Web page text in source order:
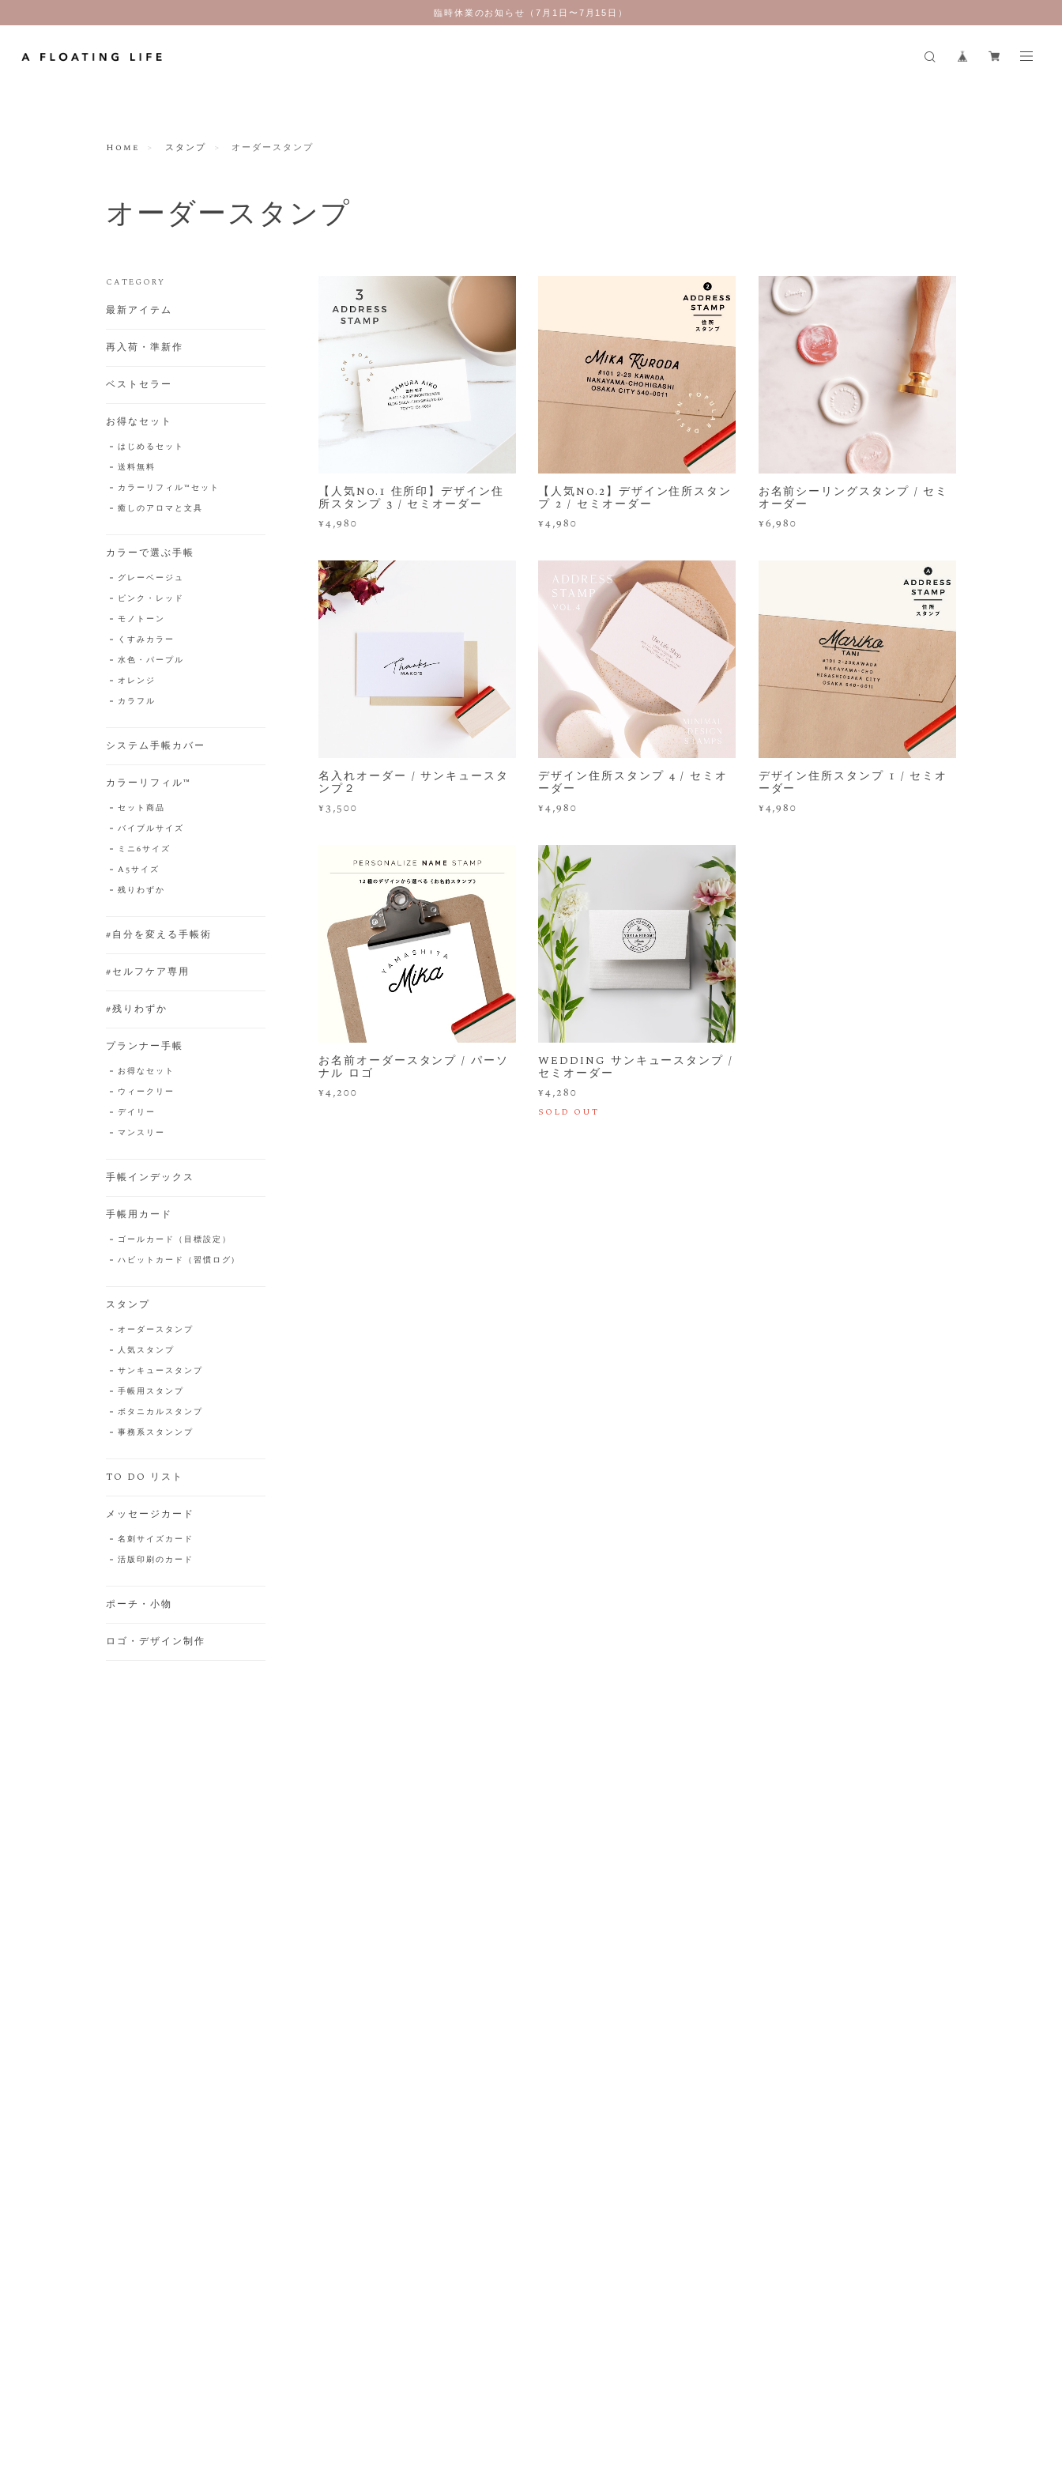
臨時休業のお知らせ（7月1日〜7月15日）
Home スタンプ オーダースタンプ
オーダースタンプ
【人気No.1 住所印】デザイン住
所スタンプ 3 / セミオーダー
¥4,980
【人気No.2】デザイン住所スタン
プ 2 / セミオーダー
¥4,980
お名前シーリングスタンプ / セミ
オーダー
¥6,980
名入れオーダー / サンキュースタ
ンプ２
¥3,500
デザイン住所スタンプ 4 / セミオ
ーダー
¥4,980
デザイン住所スタンプ 1 / セミオ
ーダー
¥4,980
お名前オーダースタンプ / パーソ
ナル ロゴ
¥4,200
WEDDING サンキュースタンプ /
セミオーダー
¥4,280
SOLD OUT
CATEGORY
最新アイテム
再入荷・準新作
ベストセラー
お得なセット
はじめるセット
送料無料
カラーリフィル™️セット
癒しのアロマと文具
カラーで選ぶ手帳
グレーベージュ
ピンク・レッド
モノトーン
くすみカラー
水色・パープル
オレンジ
カラフル
システム手帳カバー
カラーリフィル™️
セット商品
バイブルサイズ
ミニ6サイズ
A5サイズ
残りわずか
#自分を変える手帳術
#セルフケア専用
#残りわずか
プランナー手帳
お得なセット
ウィークリー
デイリー
マンスリー
手帳インデックス
手帳用カード
ゴールカード（目標設定）
ハビットカード（習慣ログ）
スタンプ
オーダースタンプ
人気スタンプ
サンキュースタンプ
手帳用スタンプ
ボタニカルスタンプ
事務系スタンンプ
TO DO リスト
メッセージカード
名刺サイズカード
活版印刷のカード
ポーチ・小物
ロゴ・デザイン制作